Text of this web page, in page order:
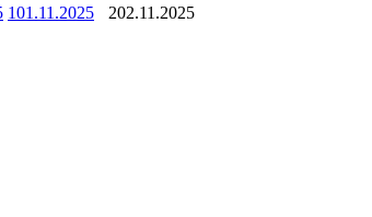
101.11.2025 202.11.2025